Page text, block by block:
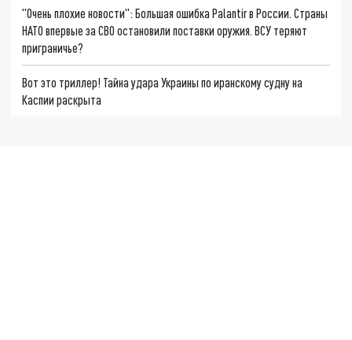
"Очень плохие новости": Большая ошибка Palantir в России. Страны
НАТО впервые за СВО остановили поставки оружия. ВСУ теряют
приграничье?
Вот это триллер! Тайна удара Украины по иранскому судну на
Каспии раскрыта